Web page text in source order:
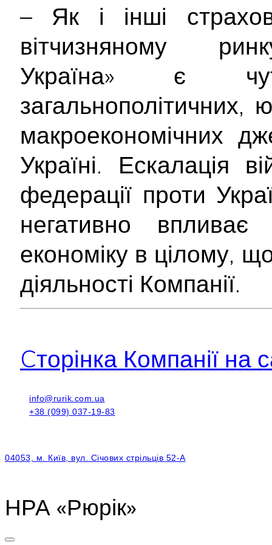
– Як і інші
вітчизняному
Україна» є
загальнополітичних,
макроекономічних
Україні. Ескалація
федерації проти
негативно
економіку в цілому,
діяльності Компанії.
Cторінка Компанії на
info@rurik.com.ua
+38 (099) 037-19-83
04053, м. Київ, вул. Січових стрільців 52-А
НРА «Рюрік»